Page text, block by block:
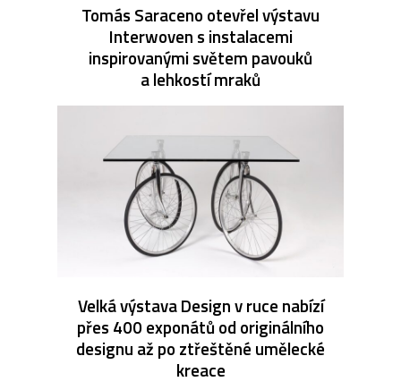
Tomás Saraceno otevřel výstavu
Interwoven s instalacemi
inspirovanými světem pavouků
a lehkostí mraků
Velká výstava Design v ruce nabízí
přes 400 exponátů od originálního
designu až po ztřeštěné umělecké
kreace